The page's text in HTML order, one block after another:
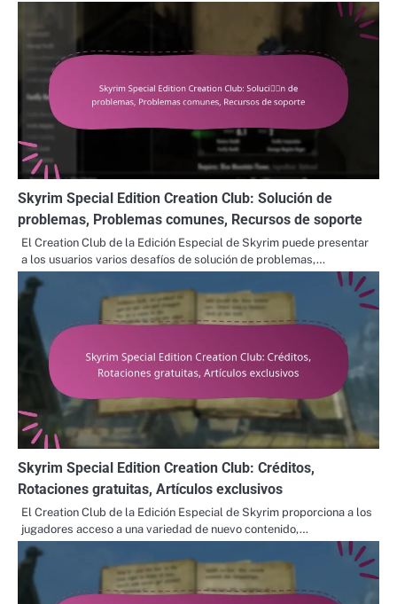
Skyrim Special Edition Creation Club: Solución de
problemas, Problemas comunes, Recursos de soporte
El Creation Club de la Edición Especial de Skyrim puede presentar
a los usuarios varios desafíos de solución de problemas,…
Skyrim Special Edition Creation Club: Créditos,
Rotaciones gratuitas, Artículos exclusivos
El Creation Club de la Edición Especial de Skyrim proporciona a los
jugadores acceso a una variedad de nuevo contenido,…